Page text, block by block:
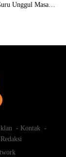
Unggul Masa
Kontak
Redaksi